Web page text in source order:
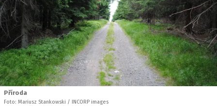
Příroda
Foto: Mariusz Stankowski / INCORP images